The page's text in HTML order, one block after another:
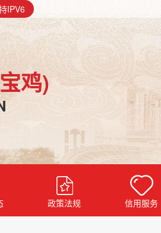
IPV6
鸡)
政策法规 信用服务